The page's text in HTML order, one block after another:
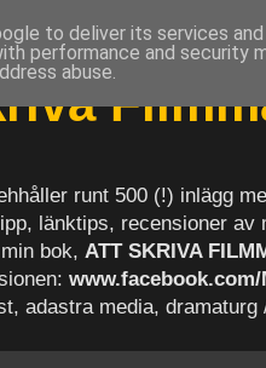
runt 500 (!) inlägg
länktips, recensioner
bok, ATT SKRIVA
adastra media,
to deliver its services
performance and
abuse.